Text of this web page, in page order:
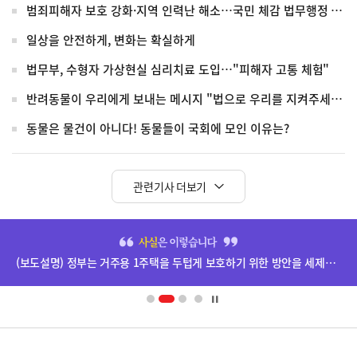
범죄피해자 보호 강화·지역 인력난 해소…국민 체감 법무행정 혁신
일상을 안전하게, 변화는 확실하게
법무부, 수형자 가상현실 심리치료 도입…"피해자 고통 체험"
반려동물이 우리에게 보내는 메시지 "법으로 우리를 지켜주세요"
동물은 물건이 아니다! 동물들이 국회에 모인 이유는?
관련기사 더보기
배
영
(보도설명) 정부는 거주용 1주택을 두텁게 보호하기 위한 방안을 세제개편안에 담았습니다.